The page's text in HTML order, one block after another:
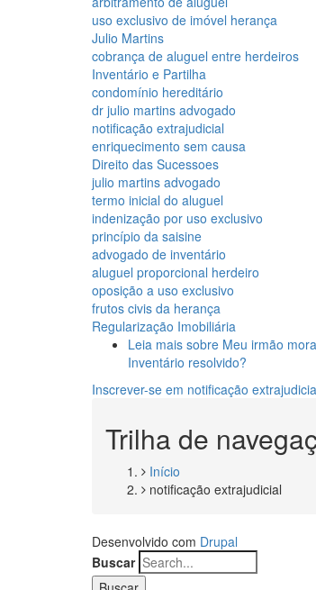
uso exclusivo de imóvel herança
Julio Martins
cobrança de aluguel entre herdeiros
Inventário e Partilha
condomínio hereditário
dr julio martins advogado
notificação extrajudicial
enriquecimento sem causa
Direito das Sucessoes
julio martins advogado
termo inicial do aluguel
indenização por uso exclusivo
princípio da saisine
advogado de inventário
aluguel proporcional herdeiro
oposição a uso exclusivo
frutos civis da herança
Regularização Imobiliária
Leia mais sobre Meu irmão
Inventário resolvido?
Inscrever-se em notificação
Trilha de
Início
notificação extrajudicial
Desenvolvido com Drupal
Buscar